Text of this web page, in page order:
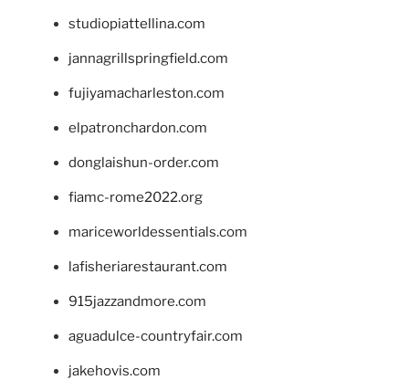
studiopiattellina.com
jannagrillspringfield.com
fujiyamacharleston.com
elpatronchardon.com
donglaishun-order.com
fiamc-rome2022.org
mariceworldessentials.com
lafisheriarestaurant.com
915jazzandmore.com
aguadulce-countryfair.com
jakehovis.com